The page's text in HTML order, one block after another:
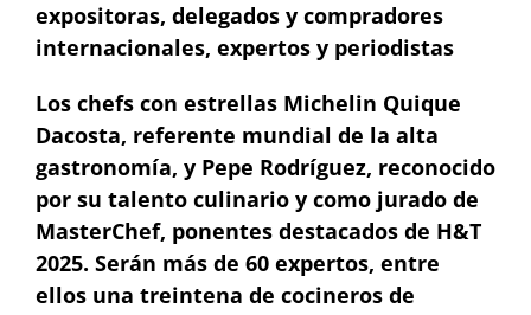
expositoras, delegados y compradores
internacionales, expertos y periodistas
Los chefs con estrellas Michelin Quique
Dacosta, referente mundial de la alta
gastronomía, y Pepe Rodríguez, reconocido
por su talento culinario y como jurado de
MasterChef, ponentes destacados de H&T
2025. Serán más de 60 expertos, entre
ellos una treintena de cocineros de